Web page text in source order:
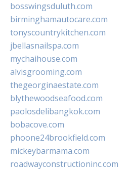
bosswingsduluth.com
birminghamautocare.com
tonyscountrykitchen.com
jbellasnailspa.com
mychaihouse.com
alvisgrooming.com
thegeorginaestate.com
blythewoodseafood.com
paolosdelibangkok.com
bobacove.com
phoone24brookfield.com
mickeybarmama.com
roadwayconstructioninc.com